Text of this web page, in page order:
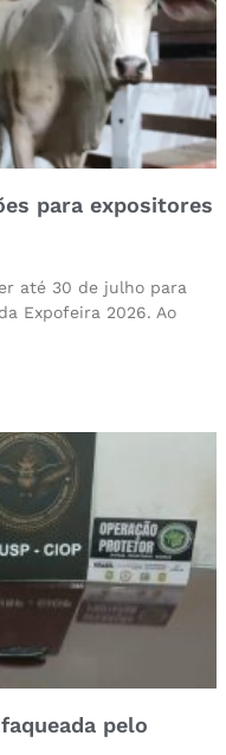
para expositores
até 30 de julho para
Expofeira 2026. Ao
pelo